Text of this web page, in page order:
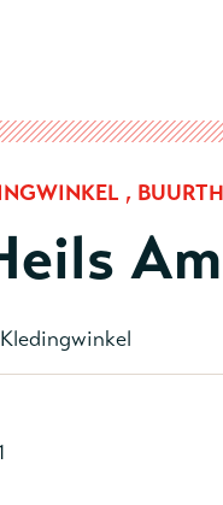
,
Kledingwinkel